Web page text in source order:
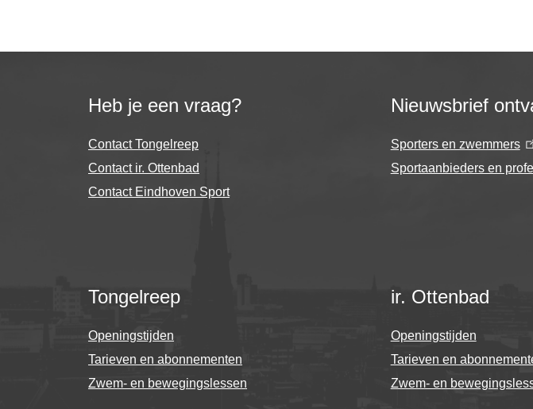
Heb je een vraag?
Contact Tongelreep
Contact ir. Ottenbad
Contact Eindhoven Sport
Nieuwsbrief
Sporters en zwemmers
Sportaanbieders en
Tongelreep
Openingstijden
Tarieven en abonnementen
Zwem- en bewegingslessen
ir. Ottenbad
Openingstijden
Tarieven en
Zwem- en